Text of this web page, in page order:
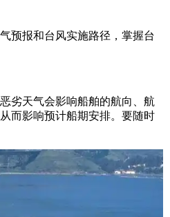
报和台风实施路径，掌握台
天气会影响船舶的航向、航
而影响预计船期安排。要随时